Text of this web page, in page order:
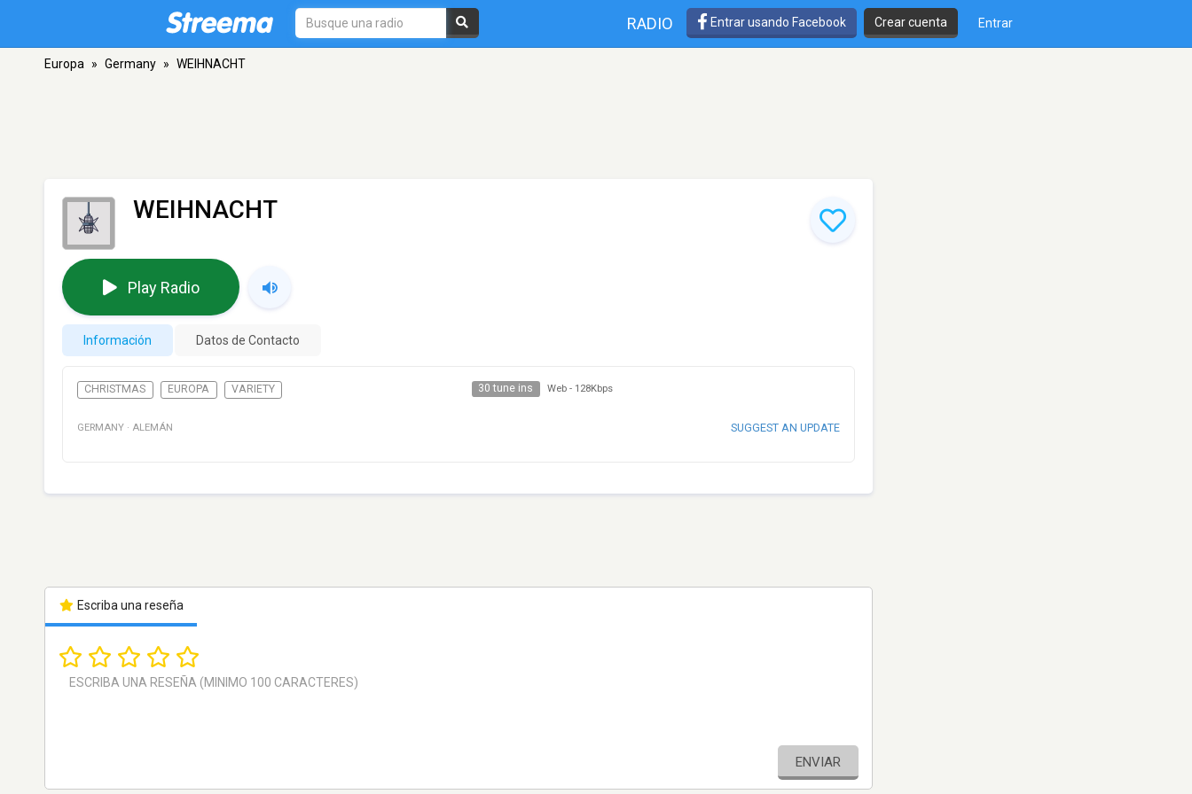
RADIO Entrar usando Facebook Crear cuenta Entrar
Europa » Germany » WEIHNACHT
WEIHNACHT
Play Radio
Información Datos de Contacto
CHRISTMAS EUROPA VARIETY 30 tune ins Web - 128Kbps
GERMANY · ALEMÁN SUGGEST AN UPDATE
Escriba una reseña
ENVIAR